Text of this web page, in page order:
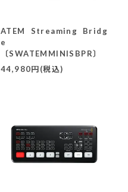
ATEM Streaming Bridg
e
〔SWATEMMINISBPR〕
44,980円(税込)